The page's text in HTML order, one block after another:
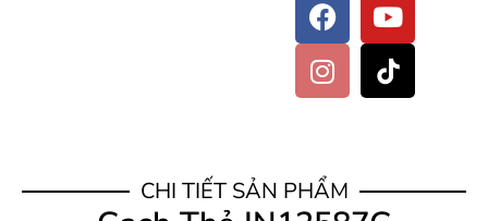
CHI TIẾT SẢN PHẨM